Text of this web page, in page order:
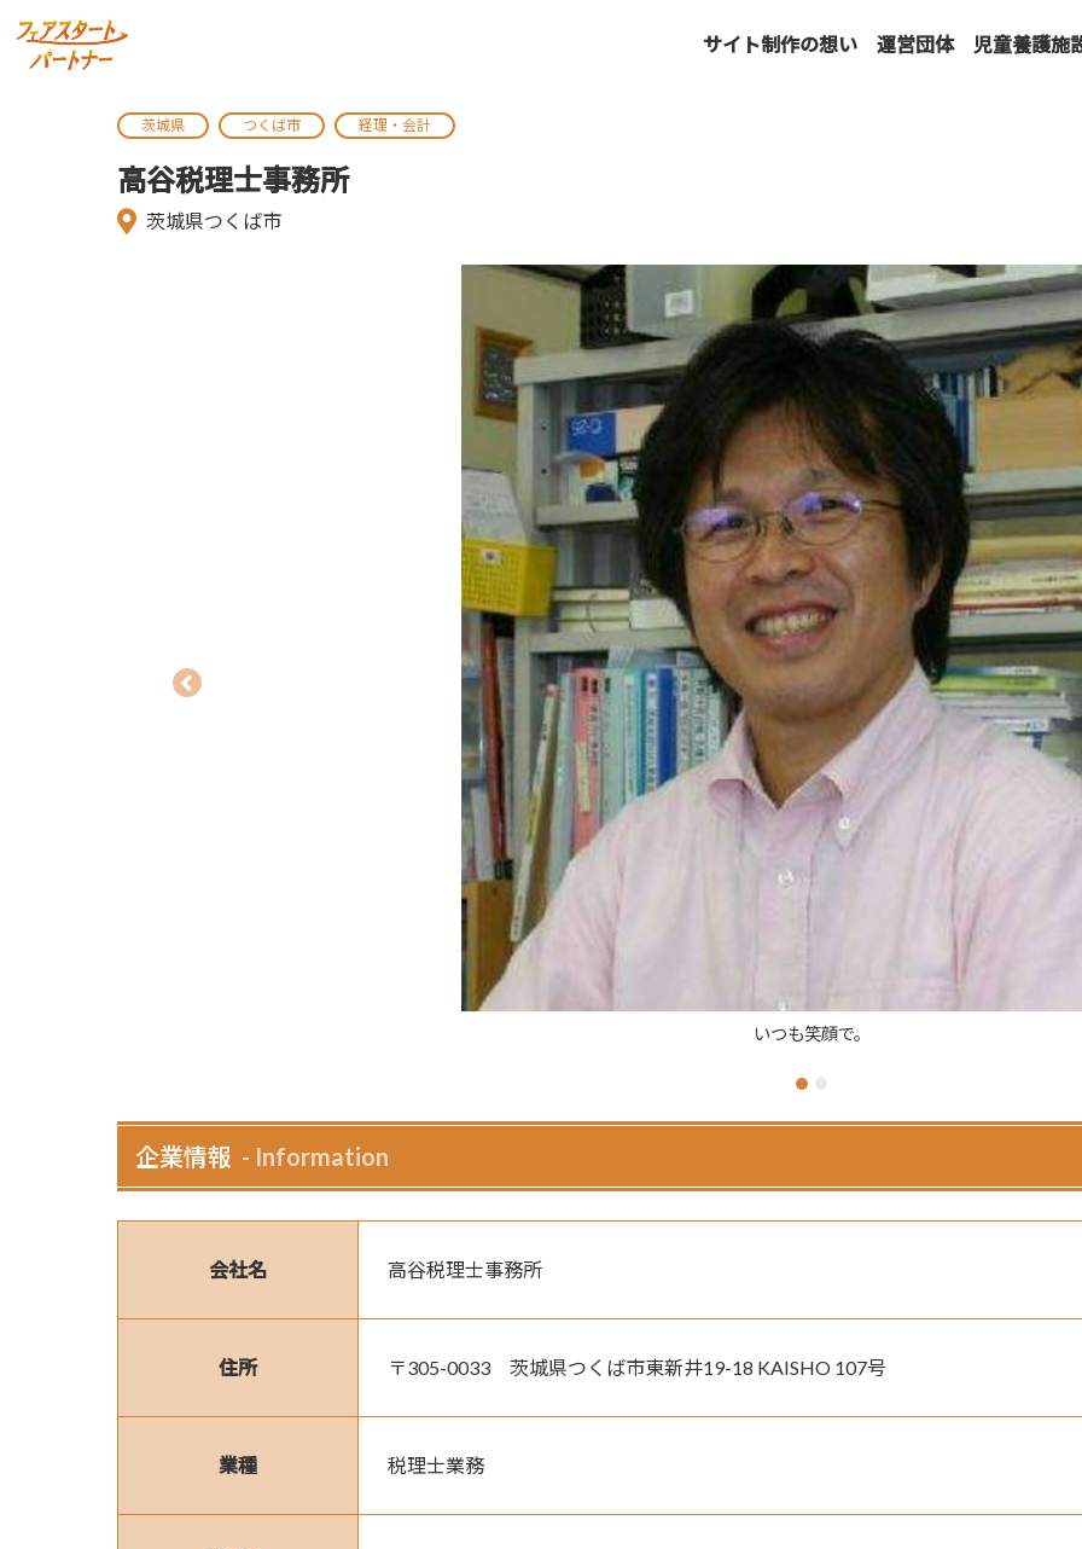
サイト制作の想い 運営団体 児童養護施
茨城県 つくば市 経理・会計
高谷税理士事務所
茨城県つくば市
いつも笑顔で。
企業情報 Information
会社名 高谷税理士事務所
住所 〒305-0033　茨城県つくば市東新井19-18 KAISHO 107号
業種 税理士業務